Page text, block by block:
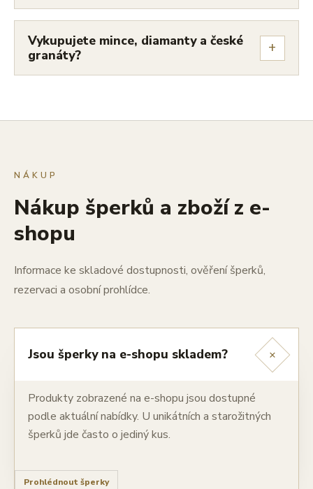
Vykupujete mince, diamanty a české
granáty?
+
NÁKUP
Nákup šperků a zboží z e-
shopu
Informace ke skladové dostupnosti, ověření šperků,
rezervaci a osobní prohlídce.
Jsou šperky na e-shopu skladem? +
Produkty zobrazené na e-shopu jsou dostupné
podle aktuální nabídky. U unikátních a starožitných
šperků jde často o jediný kus.
Prohlédnout šperky